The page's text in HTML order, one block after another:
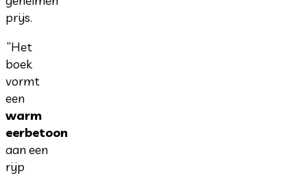
prijs.
“Het
boek
vormt
een
warm
eerbetoon
aan een
rijp